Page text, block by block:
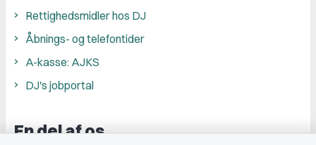
Rettighedsmidler hos DJ
Åbnings- og telefontider
A-kasse: AJKS
DJ's jobportal
En del af os